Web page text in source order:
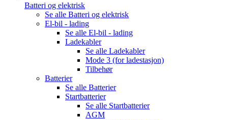
Batteri og elektrisk
Se alle Batteri og elektrisk
El-bil - lading
Se alle El-bil - lading
Ladekabler
Se alle Ladekabler
Mode 3 (for ladestasjon)
Tilbehør
Batterier
Se alle Batterier
Startbatterier
Se alle Startbatterier
AGM